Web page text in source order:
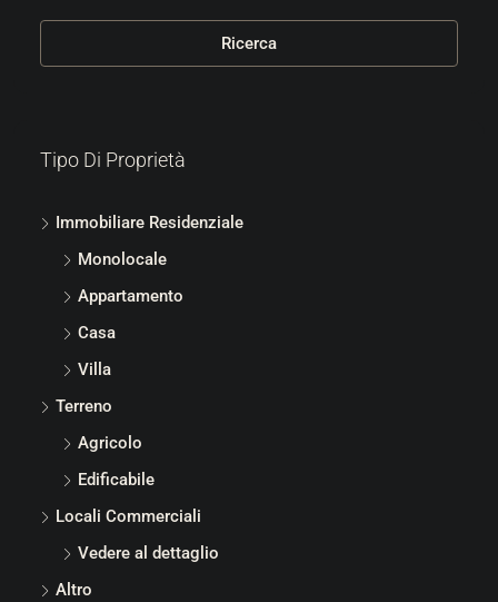
Ricerca
Tipo Di Proprietà
Immobiliare Residenziale
Monolocale
Appartamento
Casa
Villa
Terreno
Agricolo
Edificabile
Locali Commerciali
Vedere al dettaglio
Altro